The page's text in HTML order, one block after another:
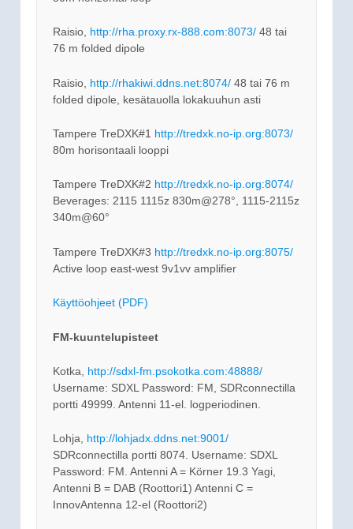
Raisio, http://rha.proxy.rx-888.com:8073/ 48 tai
76 m folded dipole
Raisio, http://rhakiwi.ddns.net:8074/ 48 tai 76 m
folded dipole, kesätauolla lokakuuhun asti
Tampere TreDXK#1 http://tredxk.no-ip.org:8073/
80m horisontaali looppi
Tampere TreDXK#2 http://tredxk.no-ip.org:8074/
Beverages: 2115 1115z 830m@278°, 1115-2115z
340m@60°
Tampere TreDXK#3 http://tredxk.no-ip.org:8075/
Active loop east-west 9v1vv amplifier
Käyttöohjeet (PDF)
FM-kuuntelupisteet
Kotka, http://sdxl-fm.psokotka.com:48888/
Username: SDXL Password: FM, SDRconnectilla
portti 49999. Antenni 11-el. logperiodinen.
Lohja, http://lohjadx.ddns.net:9001/
SDRconnectilla portti 8074. Username: SDXL
Password: FM. Antenni A = Körner 19.3 Yagi,
Antenni B = DAB (Roottori1) Antenni C =
InnovAntenna 12-el (Roottori2)